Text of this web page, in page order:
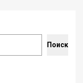
Поиск